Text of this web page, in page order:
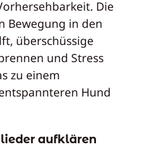
Die
Bewegung in den
überschüssige
und Stress
zu einem
Hund
aufklären